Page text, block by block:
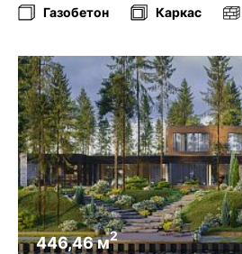
Газобетон Каркас
446,46 м2